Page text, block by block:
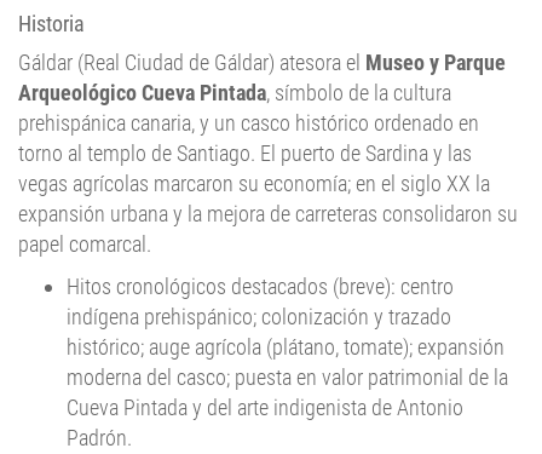
Historia
Gáldar (Real Ciudad de Gáldar) atesora el Museo y Parque
Arqueológico Cueva Pintada, símbolo de la cultura
prehispánica canaria, y un casco histórico ordenado en
torno al templo de Santiago. El puerto de Sardina y las
vegas agrícolas marcaron su economía; en el siglo XX la
expansión urbana y la mejora de carreteras consolidaron su
papel comarcal.
Hitos cronológicos destacados (breve): centro
indígena prehispánico; colonización y trazado
histórico; auge agrícola (plátano, tomate); expansión
moderna del casco; puesta en valor patrimonial de la
Cueva Pintada y del arte indigenista de Antonio
Padrón.